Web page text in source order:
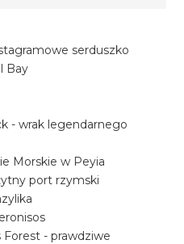
serduszko
Bay
- wrak legendarnego
Morskie w Peyia
port rzymski
- prawdziwe